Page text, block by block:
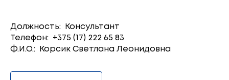
Должность: Консультант
Телефон: +375 (17) 222 65 83
Ф.И.О.: Корсик Светлана Леонидовна